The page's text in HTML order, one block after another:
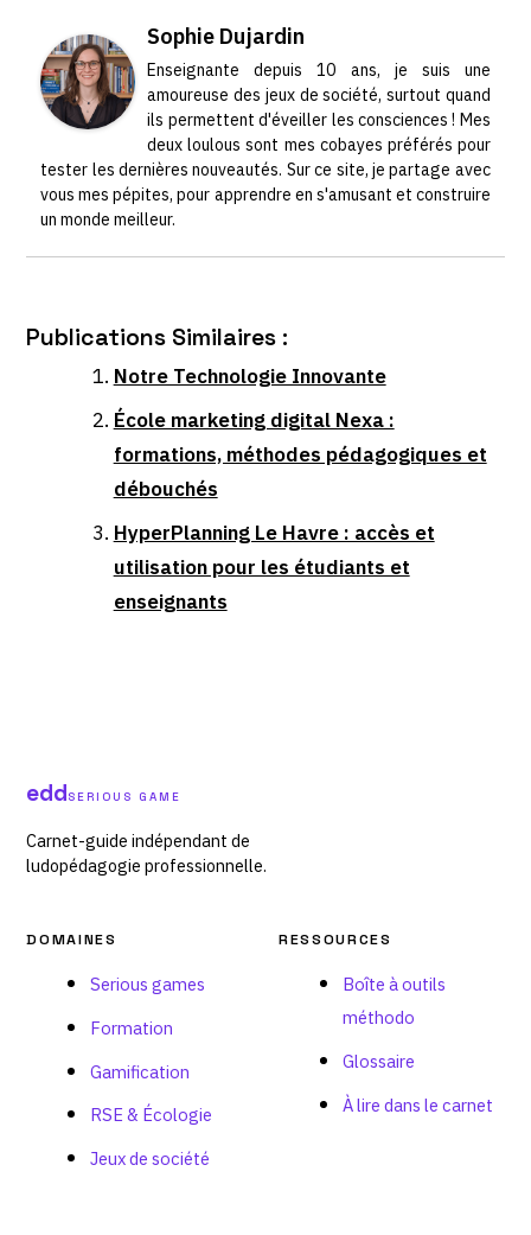
Sophie Dujardin
Enseignante depuis 10 ans, je suis une
amoureuse des jeux de société, surtout quand
ils permettent d'éveiller les consciences ! Mes
deux loulous sont mes cobayes préférés pour
tester les dernières nouveautés. Sur ce site, je partage avec
vous mes pépites, pour apprendre en s'amusant et construire
un monde meilleur.
Publications Similaires :
Notre Technologie Innovante
École marketing digital Nexa :
formations, méthodes pédagogiques et
débouchés
HyperPlanning Le Havre : accès et
utilisation pour les étudiants et
enseignants
eddSERIOUS GAME
Carnet-guide indépendant de
ludopédagogie professionnelle.
DOMAINES
Serious games
Formation
Gamification
RSE & Écologie
Jeux de société
RESSOURCES
Boîte à outils
méthodo
Glossaire
À lire dans le carnet